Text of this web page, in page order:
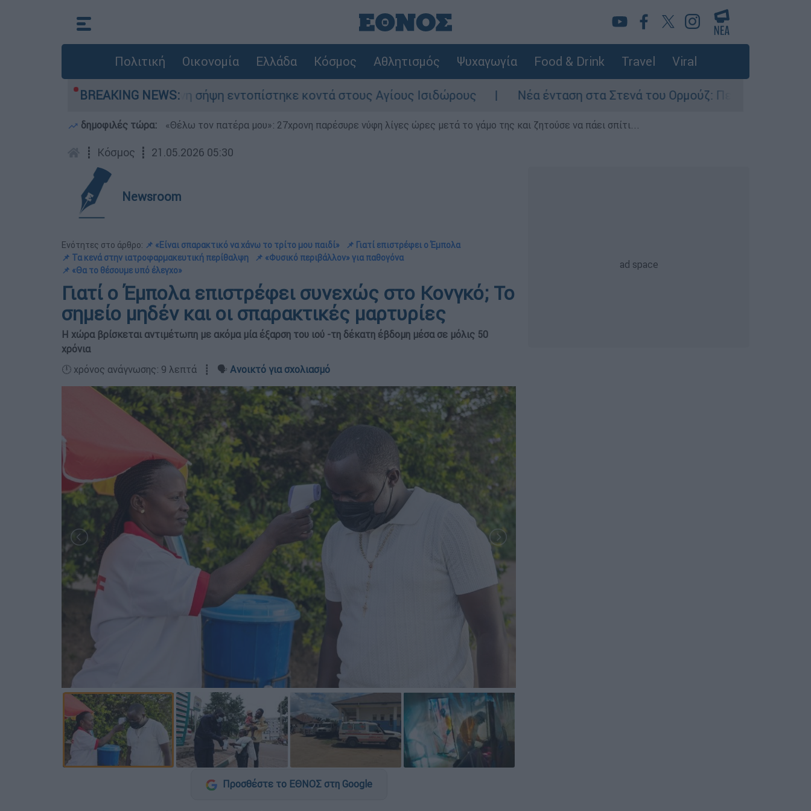
Πολιτική Οικονομία Ελλάδα Κόσμος Αθλητισμός Ψυχαγωγία Food & Drink Travel Viral
BREAKING NEWS:
σε προχωρημένη σήψη εντοπίστηκε κοντά στους Αγίους Ισιδώρους Νέα ένταση στα Στενά του Ορμούζ: Πετρελαιοφόρο του Άμπου
δημοφιλές τώρα: «Θέλω τον πατέρα μου»: 27χρονη παρέσυρε νύφη λίγες ώρες μετά το γάμο της και ζητούσε να πάει σπίτι...
┋ Κόσμος ┋ 21.05.2026 05:30
Newsroom
Ενότητες στο άρθρο: 📌 «Είναι σπαρακτικό να χάνω το τρίτο μου παιδί»
📌 Γιατί επιστρέφει ο Έμπολα
📌 Τα κενά στην ιατροφαρμακευτική περίθαλψη
📌 «Φυσικό περιβάλλον» για παθογόνα
📌 «Θα το θέσουμε υπό έλεγχο»
Γιατί ο Έμπολα επιστρέφει συνεχώς στο Κονγκό; Το
σημείο μηδέν και οι σπαρακτικές μαρτυρίες
Η χώρα βρίσκεται αντιμέτωπη με ακόμα μία έξαρση του ιού -τη δέκατη έβδομη μέσα σε μόλις 50
χρόνια
🕛 χρόνος ανάγνωσης: 9 λεπτά ┋ 🗣️ Ανοικτό για σχολιασμό
Προσθέστε το ΕΘΝΟΣ στη Google